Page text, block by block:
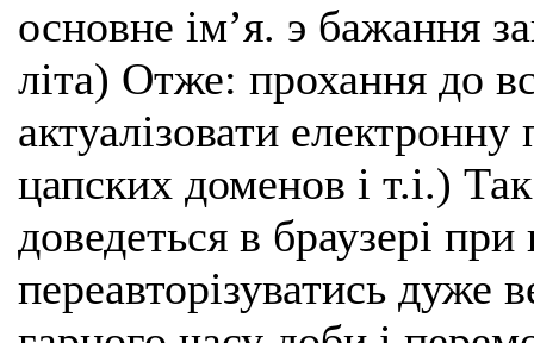
основне імʼя. э бажання
літа) Отже: прохання до
актуалізовати
цапских доменов і т.і.)
доведеться в браузері
переавторізуватись